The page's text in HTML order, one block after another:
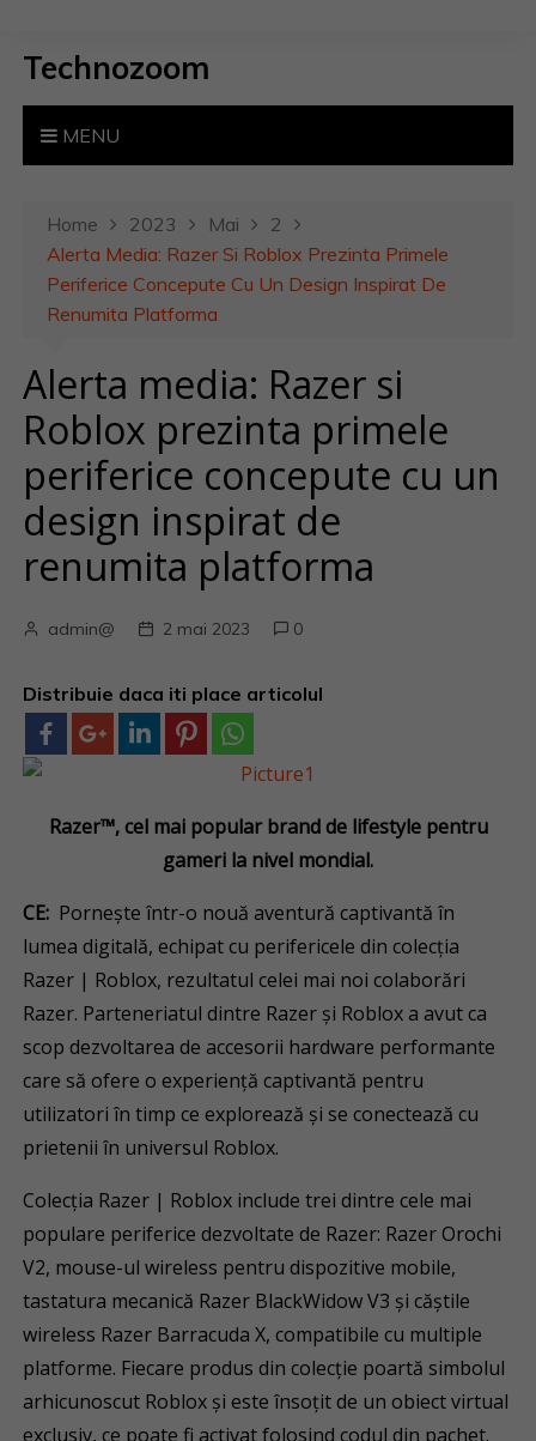
Technozoom
MENU
Home 2023 Mai
2
Alerta Media: Razer Si Roblox Prezinta Primele
Periferice Concepute Cu Un Design Inspirat De
Renumita Platforma
Alerta media: Razer si
Roblox prezinta primele
periferice concepute cu un
design inspirat de
renumita platforma
admin@ 2 mai 2023 0
Distribuie daca iti place articolul
Razer™, cel mai popular brand de lifestyle pentru
gameri la nivel mondial.
CE: Pornește într-o nouă aventură captivantă în
lumea digitală, echipat cu perifericele din colecția
Razer | Roblox, rezultatul celei mai noi colaborări
Razer. Parteneriatul dintre Razer și Roblox a avut ca
scop dezvoltarea de accesorii hardware performante
care să ofere o experiență captivantă pentru
utilizatori în timp ce explorează și se conectează cu
prietenii în universul Roblox.
Colecția Razer | Roblox include trei dintre cele mai
populare periferice dezvoltate de Razer: Razer Orochi
V2, mouse-ul wireless pentru dispozitive mobile,
tastatura mecanică Razer BlackWidow V3 și căștile
wireless Razer Barracuda X, compatibile cu multiple
platforme. Fiecare produs din colecție poartă simbolul
arhicunoscut Roblox și este însoțit de un obiect virtual
exclusiv, ce poate fi activat folosind codul din pachet.